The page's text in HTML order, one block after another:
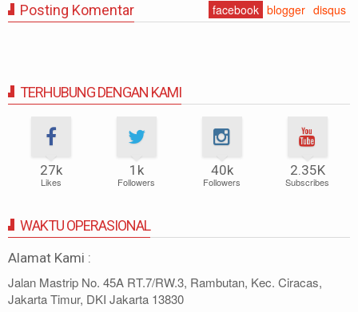
Posting Komentar facebook blogger disqus
TERHUBUNG DENGAN KAMI
27k
Likes
1k
Followers
40k
Followers
2.35K
Subscribes
WAKTU OPERASIONAL
Alamat Kami :
Jalan Mastrip No. 45A RT.7/RW.3, Rambutan, Kec. Ciracas,
Jakarta Timur, DKI Jakarta 13830